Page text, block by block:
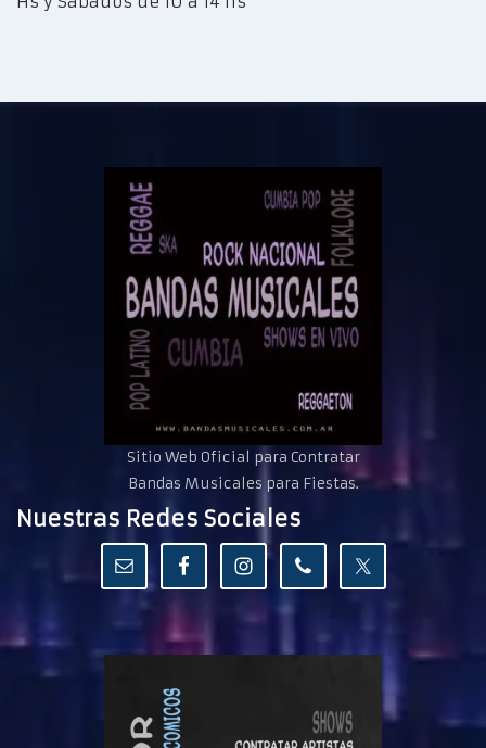
Sitio Web Oficial para Contratar
Bandas Musicales para Fiestas.
Nuestras Redes Sociales